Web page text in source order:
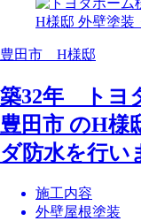
豊田市 H様邸
築32年 トヨ
豊田市 のH様
ダ防水を行い
施工内容
外壁屋根塗装